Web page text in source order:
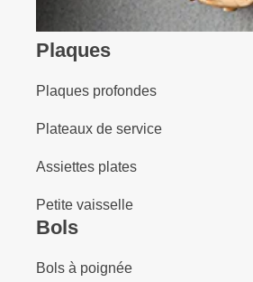
Plaques
Plaques profondes
Plateaux de service
Assiettes plates
Petite vaisselle
Bols
Bols à poignée